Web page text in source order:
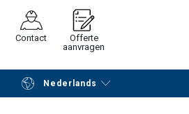
Contact
Offerte
aanvragen
Nederlands
Vraag offerte aan